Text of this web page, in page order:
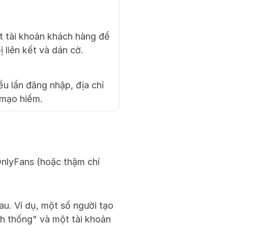
tài khoản khách hàng để
liên kết và dán cờ.
lần đăng nhập, địa chỉ
hiểm.
(hoặc thậm chí
Ví dụ, một số người tạo
thống" và một tài khoản